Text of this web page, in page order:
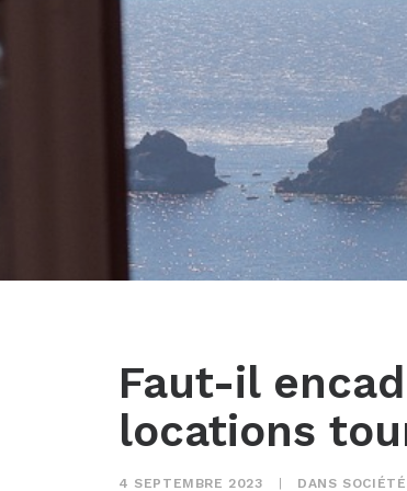
Faut-il
locations
4 SEPTEMBRE 2023 DANS SOCIÉTÉ